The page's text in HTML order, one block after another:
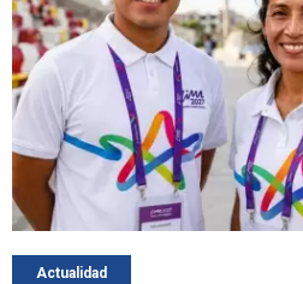
Actualidad